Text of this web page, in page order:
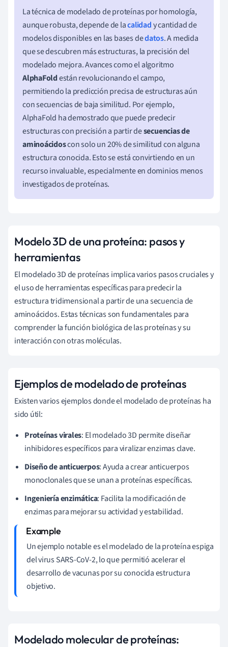
La técnica de modelado de proteínas por homología,
aunque robusta, depende de lacalidady cantidad de
modelos disponibles en las bases dedatos. A medida
que se descubren más estructuras, la precisión del
modelado mejora. Avances como el algoritmo
AlphaFoldestán revolucionando el campo,
permitiendo la predicción precisa de estructuras aún
con secuencias de baja similitud. Por ejemplo,
AlphaFold ha demostrado que puede predecir
estructuras con precisión a partir desecuencias de
aminoácidoscon solo un 20% de similitud con alguna
estructura conocida. Esto se está convirtiendo en un
recurso invaluable, especialmente en dominios menos
investigados de proteínas.
Modelo 3D de una proteína: pasos y
herramientas
El modelado 3D de proteínas implica varios pasos cruciales y
el uso de herramientas específicas para predecir la
estructura tridimensional a partir de una secuencia de
aminoácidos. Estas técnicas son fundamentales para
comprender la función biológica de las proteínas y su
interacción con otras moléculas.
Ejemplos de modelado de proteínas
Existen varios ejemplos donde el modelado de proteínas ha
sido útil:
Proteínas virales: El modelado 3D permite diseñar
inhibidores específicos para viralizar enzimas clave.
Diseño de anticuerpos: Ayuda a crear anticuerpos
monoclonales que se unan a proteínas específicas.
Ingeniería enzimática: Facilita la modificación de
enzimas para mejorar su actividad y estabilidad.
Un ejemplo notable es el modelado de la proteína espiga
del virus SARS-CoV-2, lo que permitió acelerar el
desarrollo de vacunas por su conocida estructura
objetivo.
Modelado molecular de proteínas: